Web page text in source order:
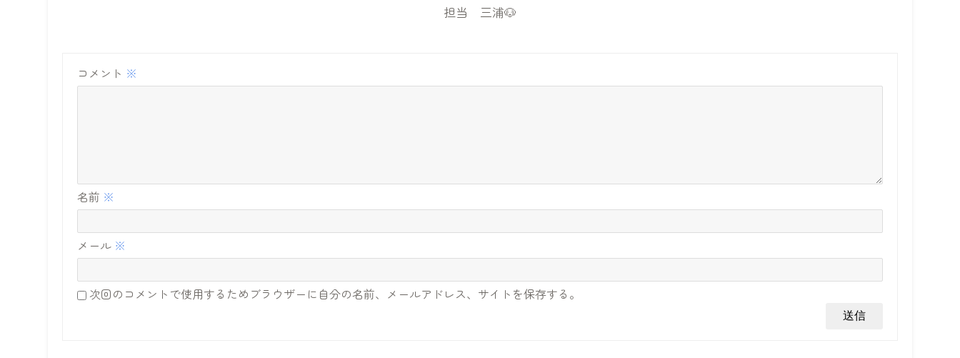
担当 三浦🐶
コメント ※
名前 ※
メール ※
次回のコメントで使用するためブラウザーに自分の名前、メールアドレス、サイトを保存する。